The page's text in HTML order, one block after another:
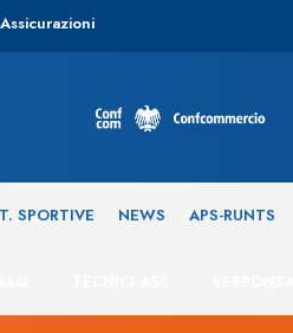
Assicurazioni
SPORTIVE NEWS APS-RUNTS